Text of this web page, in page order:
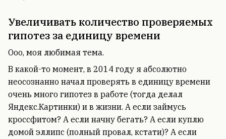
Увеличивать количество проверяемых
гипотез за единицу времени
Ооо, моя любимая тема.
В какой-то момент, в 2014 году я абсолютно
неосознанно начал проверять в единицу времени
очень много гипотез в работе (тогда делал
Яндекс.Картинки) и в жизни. А если займусь
кроссфитом? А если начну бегать? А если куплю
домой эллипс (полный провал, кстати)? А если